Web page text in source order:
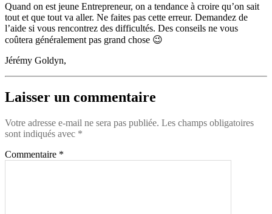
Quand on est jeune Entrepreneur, on a tendance à croire qu’on sait
tout et que tout va aller. Ne faites pas cette erreur. Demandez de
l’aide si vous rencontrez des difficultés. Des conseils ne vous
coûtera généralement pas grand chose 😉
Jérémy Goldyn,
Laisser un commentaire
Votre adresse e-mail ne sera pas publiée. Les champs obligatoires
sont indiqués avec *
Commentaire *